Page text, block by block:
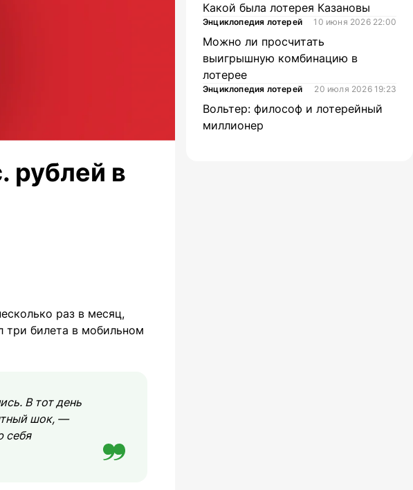
в
раз в месяц,
три билета в мобильном
В тот день
шок, —
себя
Какой была лотерея Казановы
Энциклопедия лотерей 10 июня 2026 22:00
Можно ли просчитать
выигрышную комбинацию в
лотерее
Энциклопедия лотерей 20 июля 2026 19:23
Вольтер: философ и лотерейный
миллионер